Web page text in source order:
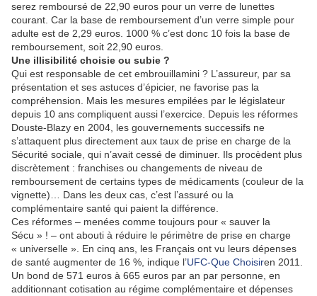
serez remboursé de 22,90 euros pour un verre de lunettes
courant. Car la base de remboursement d’un verre simple pour
adulte est de 2,29 euros. 1000 % c’est donc 10 fois la base de
remboursement, soit 22,90 euros.
Une illisibilité choisie ou subie ?
Qui est responsable de cet embrouillamini ? L’assureur, par sa
présentation et ses astuces d’épicier, ne favorise pas la
compréhension. Mais les mesures empilées par le législateur
depuis 10 ans compliquent aussi l’exercice. Depuis les réformes
Douste-Blazy en 2004, les gouvernements successifs ne
s’attaquent plus directement aux taux de prise en charge de la
Sécurité sociale, qui n’avait cessé de diminuer. Ils procèdent plus
discrètement : franchises ou changements de niveau de
remboursement de certains types de médicaments (couleur de la
vignette)… Dans les deux cas, c’est l’assuré ou la
complémentaire santé qui paient la différence.
Ces réformes – menées comme toujours pour « sauver la
Sécu » ! – ont abouti à réduire le périmètre de prise en charge
« universelle ». En cinq ans, les Français ont vu leurs dépenses
de santé augmenter de 16 %, indique l’UFC-Que Choisiren 2011.
Un bond de 571 euros à 665 euros par an par personne, en
additionnant cotisation au régime complémentaire et dépenses